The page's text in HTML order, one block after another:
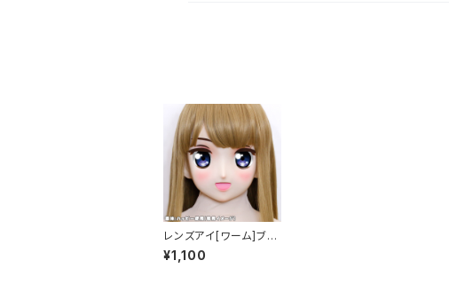
レンズアイ[ワーム]ブル
ー Lens eye [Warm]
Blue
¥1,100